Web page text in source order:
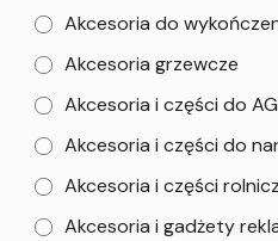
Akcesoria do
Akcesoria grzewcze
Akcesoria i części do
Akcesoria i części do
Akcesoria i części
Akcesoria i gadżety